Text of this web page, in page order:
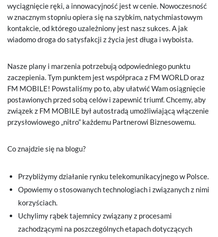
wyciągnięcie ręki, a innowacyjność jest w cenie. Nowoczesność
w znacznym stopniu opiera się na szybkim, natychmiastowym
kontakcie, od którego uzależniony jest nasz sukces. A jak
wiadomo droga do satysfakcji z życia jest długa i wyboista.
Nasze plany i marzenia potrzebują odpowiedniego punktu
zaczepienia. Tym punktem jest współpraca z FM WORLD oraz
FM MOBILE! Powstaliśmy po to, aby ułatwić Wam osiągnięcie
postawionych przed sobą celów i zapewnić triumf. Chcemy, aby
związek z FM MOBILE był autostradą umożliwiającą włączenie
przysłowiowego „nitro” każdemu Partnerowi Biznesowemu.
Co znajdzie się na blogu?
Przybliżymy działanie rynku telekomunikacyjnego w Polsce.
Opowiemy o stosowanych technologiach i związanych z nimi
korzyściach.
Uchylimy rąbek tajemnicy związany z procesami
zachodzącymi na poszczególnych etapach dotyczących